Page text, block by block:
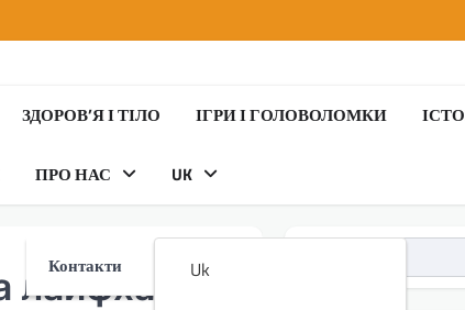
ЗДОРОВ’Я І ТІЛО ІГРИ І ГОЛОВОЛОМКИ
ПРО НАС
Контакти
UK
Uk
лайфхаки,